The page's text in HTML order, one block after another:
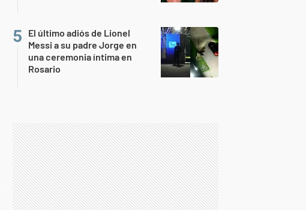
El último adiós de Lionel
Messi a su padre Jorge en
una ceremonia íntima en
Rosario